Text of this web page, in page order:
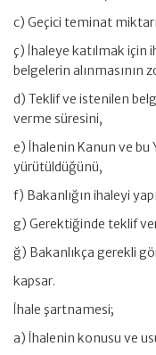
c) Geçici teminat
ç) İhaleye katılmak için
belgelerin alınmasının
d) Teklif ve istenilen
verme süresini,
e) İhalenin Kanun ve bu
yürütüldüğünü,
f) Bakanlığın ihaleyi
g) Gerektiğinde teklif
ğ) Bakanlıkça gerekli
kapsar.
İhale şartnamesi;
a) İhalenin konusu ve